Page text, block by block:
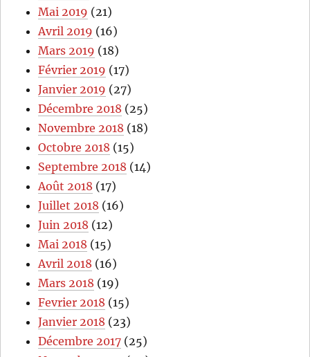
Mai 2019 (21)
Avril 2019 (16)
Mars 2019 (18)
Février 2019 (17)
Janvier 2019 (27)
Décembre 2018 (25)
Novembre 2018 (18)
Octobre 2018 (15)
Septembre 2018 (14)
Août 2018 (17)
Juillet 2018 (16)
Juin 2018 (12)
Mai 2018 (15)
Avril 2018 (16)
Mars 2018 (19)
Fevrier 2018 (15)
Janvier 2018 (23)
Décembre 2017 (25)